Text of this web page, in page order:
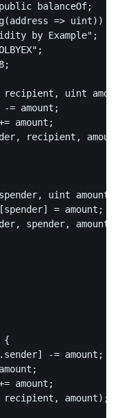
balanceOf;
=> uint))
by Example";
uint
-= amount;
amount;
recipient,
uint amount)
= amount;
spender, amount);
{
-= amount;
amount;
amount);